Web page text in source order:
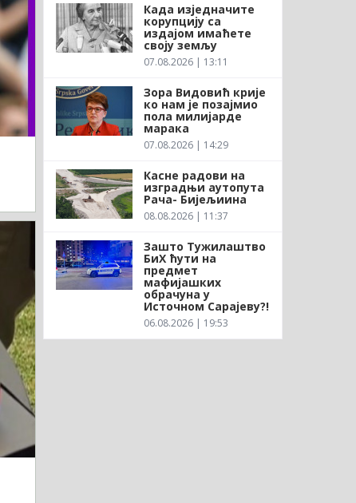
Када изједначите
корупцију са
издајом имаћете
своју земљу
07.08.2026 | 13:11
Зора Видовић крије
ко нам је позајмио
пола милијарде
марака
07.08.2026 | 14:29
Касне радови на
изградњи аутопута
Рача- Бијељиина
08.08.2026 | 11:37
Зашто Тужилаштво
БиХ ћути на
предмет
мафијашких
обрачуна у
Источном Сарајеву?!
06.08.2026 | 19:53